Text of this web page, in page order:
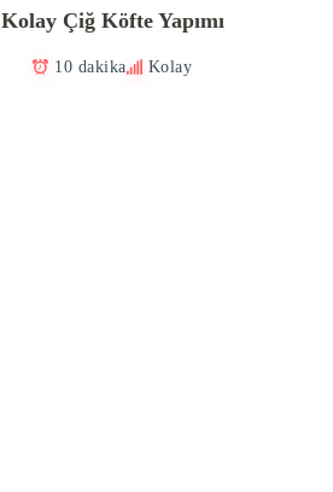
Kolay Çiğ Köfte Yapımı
10 dakika Kolay